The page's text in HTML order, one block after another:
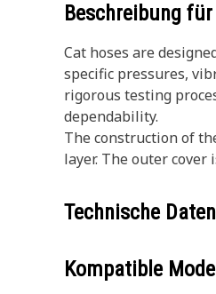
Beschreibung
Cat hoses are
specific pressures,
rigorous testing
dependability.
The construction of
layer. The outer cover
Technische
Kompatible